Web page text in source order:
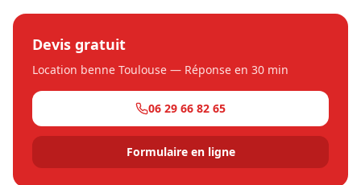
Devis gratuit
Location benne Toulouse — Réponse en 30 min
06 29 66 82 65
Formulaire en ligne